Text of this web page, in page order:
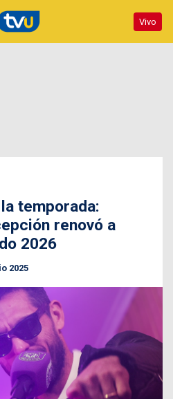
Vivo
temporada:
renovó a
2026
2025